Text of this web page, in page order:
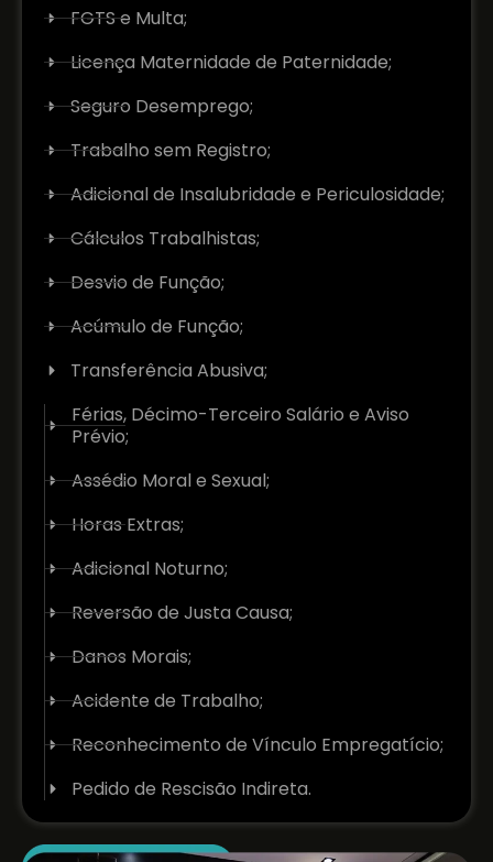
FGTS e Multa;
Licença Maternidade de Paternidade;
Seguro Desemprego;
Trabalho sem Registro;
Adicional de Insalubridade e Periculosidade;
Cálculos Trabalhistas;
Desvio de Função;
Acúmulo de Função;
Transferência Abusiva;
Férias, Décimo-Terceiro Salário e Aviso
Prévio;
Assédio Moral e Sexual;
Horas Extras;
Adicional Noturno;
Reversão de Justa Causa;
Danos Morais;
Acidente de Trabalho;
Reconhecimento de Vínculo Empregatício;
Pedido de Rescisão Indireta.